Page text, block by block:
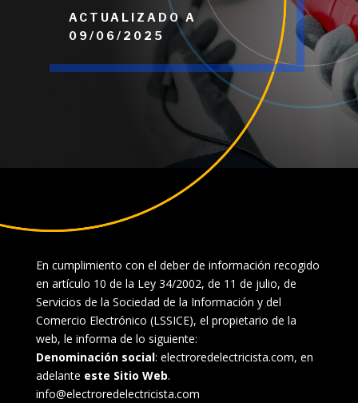
ACTUALIZADO A
09/06/2025
En cumplimiento con el deber de información recogido
en artículo 10 de la Ley 34/2002, de 11 de julio, de
Servicios de la Sociedad de la Información y del
Comercio Electrónico (LSSICE), el propietario de la
web, le informa de lo siguiente:
Denominación social: electroredelectricista.com, en
adelante este Sitio Web.
info@electroredelectricista.com